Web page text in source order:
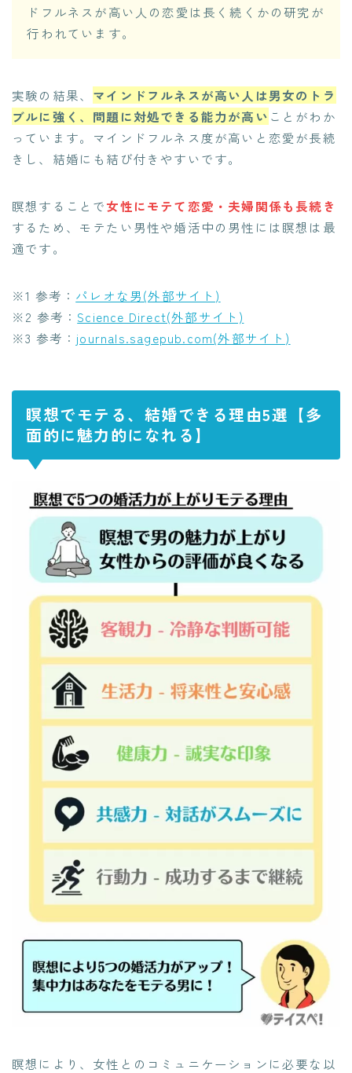
ドフルネスが高い人の恋愛は長く続くかの研究が
行われています。
実験の結果、 マインドフルネスが高い人は男女のトラ
ブルに強く、問題に対処できる能力が高い ことがわか
っています。マインドフルネス度が高いと恋愛が長続
きし、結婚にも結び付きやすいです。
瞑想することで女性にモテて 恋愛 ・ 夫婦関係も長続き
するため、モテたい男性や婚活中の男性には瞑想は最
適です。
※1 参考： パレオな男(外部サイト)
※2 参考：Science Direct(外部サイト)
※3 参考： journals.sagepub.com(外部サイト)
瞑想でモテる、結婚できる理由5選【多
面的に魅力的になれる】
瞑想により、女性とのコミュニケーションに必要な以